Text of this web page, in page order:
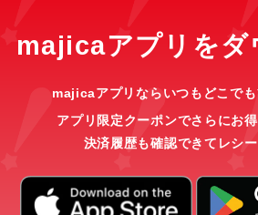
majicaアプリをダ
majicaアプリならいつもどこでも
アプリ限定クーポンでさらにお得
決済履歴も確認できてレシ